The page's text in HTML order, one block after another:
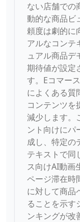
ない店舗での
動的な商品ビ
頼度は劇的に
アルなコンテ
ュアル商品デ
期待値が設定
す。Eコマー
によくある質
コンテンツを
減少します。
ント向けにパ
成し、特定の
テキストで同
ス向けAI動画
ページ滞在時
に対して商品
ることを示す
ンキングが改